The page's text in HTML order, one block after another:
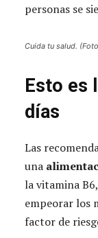
personas se
Cuida tu salud.
Esto es
días
Las
una
la vitamina
empeorar los
factor de